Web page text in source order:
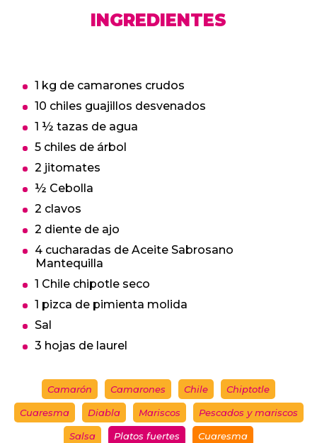
INGREDIENTES
1 kg de camarones crudos
10 chiles guajillos desvenados
1 ½ tazas de agua
5 chiles de árbol
2 jitomates
½ Cebolla
2 clavos
2 diente de ajo
4 cucharadas de Aceite Sabrosano
Mantequilla
1 Chile chipotle seco
1 pizca de pimienta molida
Sal
3 hojas de laurel
Camarón Camarones Chile Chiptotle
Cuaresma Diabla Mariscos Pescados y mariscos
Salsa Platos fuertes Cuaresma